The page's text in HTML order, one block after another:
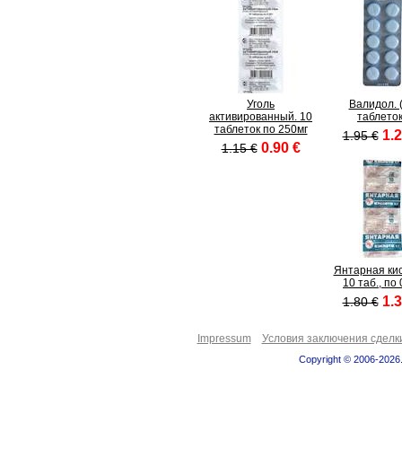
Уголь
активированный. 10
таблеток по 250мг
1.15 € 0.90 €
Валидол.
1.95 €
Янтарная
10 таб., по
1.80 €
Impressum Условия заключения
Copyright © 2006-